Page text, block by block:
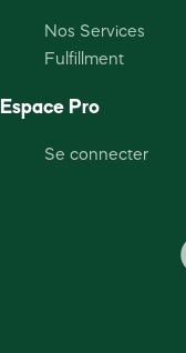
Nos Services
Fulfillment
Espace Pro
Se connecter